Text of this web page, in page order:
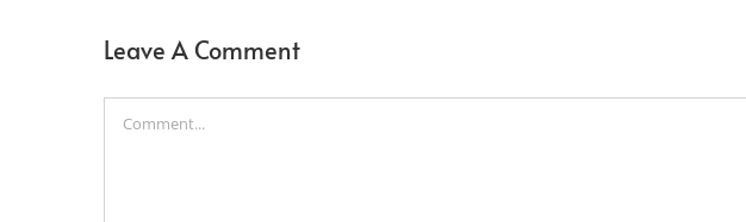
Leave A Comment